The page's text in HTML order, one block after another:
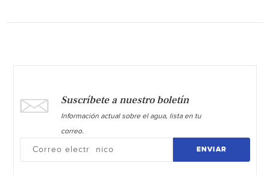
Suscríbete a nuestro boletín
Información actual sobre el agua, lista en tu
correo.
ENVIAR